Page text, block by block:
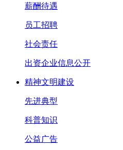
薪酬待遇
员工招聘
社会责任
出资企业信息公开
精神文明建设
先进典型
科普知识
公益广告